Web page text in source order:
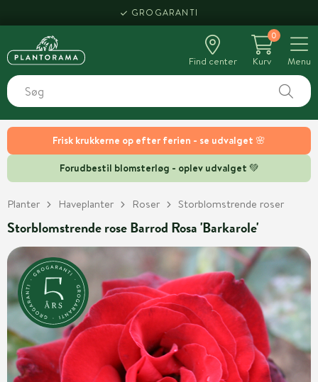
Frisk krukkerne op efter ferien - se udvalget 🌸
Forudbestil blomsterløg - oplev udvalget 💚
GROGARANTI
Find center
0
Kurv
Menu
Planter Haveplanter Roser Storblomstrende roser
Storblomstrende rose Barrod Rosa 'Barkarole'